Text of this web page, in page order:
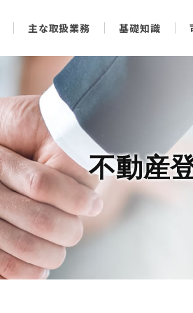
主な取扱業務 基礎知識
不動産